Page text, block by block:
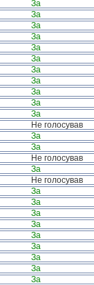
За
За
За
За
За
За
За
За
За
За
За
Не голосував
За
За
Не голосував
За
Не голосував
За
За
За
За
За
За
За
За
За